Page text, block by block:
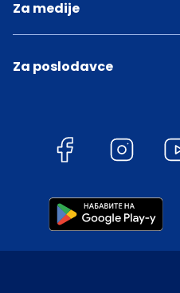
Za medije
Za poslodavce